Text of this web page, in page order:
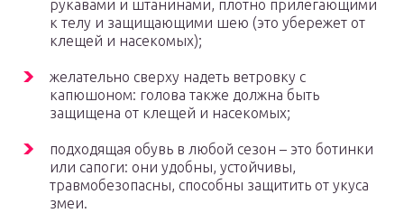
рукавами и штанинами, плотно прилегающими
к телу и защищающими шею (это убережет от
клещей и насекомых);
желательно сверху надеть ветровку с
капюшоном: голова также должна быть
защищена от клещей и насекомых;
подходящая обувь в любой сезон – это ботинки
или сапоги: они удобны, устойчивы,
травмобезопасны, способны защитить от укуса
змеи.